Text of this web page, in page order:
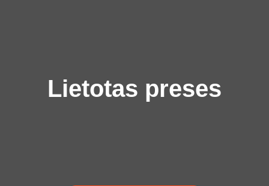
Lietotas preses